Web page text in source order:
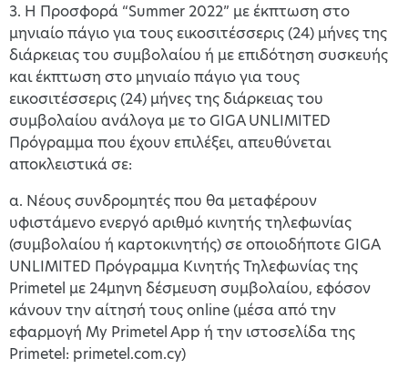
3. Η Προσφορά “Summer 2022” με έκπτωση στο
μηνιαίο πάγιο για τους εικοσιτέσσερις (24) μήνες της
διάρκειας του συμβολαίου ή με επιδότηση συσκευής
και έκπτωση στο μηνιαίο πάγιο για τους
εικοσιτέσσερις (24) μήνες της διάρκειας του
συμβολαίου ανάλογα με το GIGA UNLIMITED
Πρόγραμμα που έχουν επιλέξει, απευθύνεται
αποκλειστικά σε:
α. Νέους συνδρομητές που θα μεταφέρουν
υφιστάμενο ενεργό αριθμό κινητής τηλεφωνίας
(συμβολαίου ή καρτοκινητής) σε οποιοδήποτε GIGA
UNLIMITED Πρόγραμμα Κινητής Τηλεφωνίας της
Primetel με 24μηνη δέσμευση συμβολαίου, εφόσον
κάνουν την αίτησή τους online (μέσα από την
εφαρμογή My Primetel App ή την ιστοσελίδα της
Primetel: primetel.com.cy)